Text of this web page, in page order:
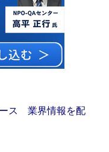
ス 業界情報を配